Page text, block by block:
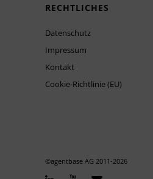
RECHTLICHES
Datenschutz
Impressum
Kontakt
Cookie-Richtlinie (EU)
©agentbase AG 2011-2026